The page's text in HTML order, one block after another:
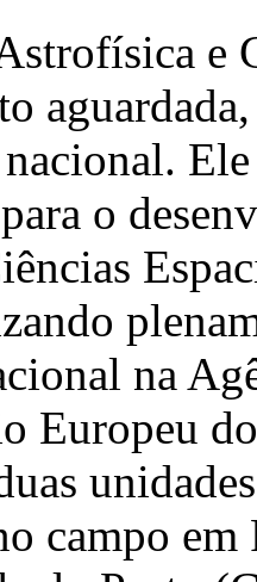
e
o
na
Europeu
campo